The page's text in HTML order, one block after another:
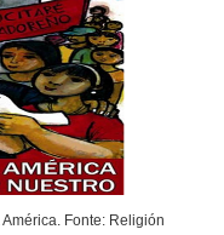
Fonte: Religión